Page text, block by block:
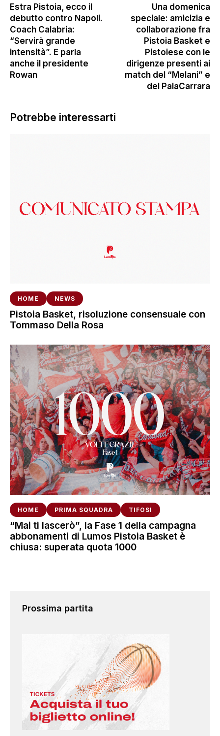
Estra Pistoia, ecco il
debutto contro Napoli.
Coach Calabria:
“Servirà grande
intensità”. E parla
anche il presidente
Rowan
Una domenica
speciale: amicizia e
collaborazione fra
Pistoia Basket e
Pistoiese con le
dirigenze presenti ai
match del “Melani” e
del PalaCarrara
Potrebbe interessarti
HOME NEWS
Pistoia Basket, risoluzione consensuale con
Tommaso Della Rosa
HOME PRIMA SQUADRA TIFOSI
“Mai ti lascerò”, la Fase 1 della campagna
abbonamenti di Lumos Pistoia Basket è
chiusa: superata quota 1000
Prossima partita